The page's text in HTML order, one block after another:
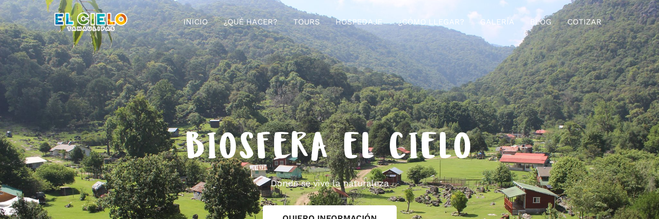
INICIO ¿QUÉ HACER? TOURS HOSPEDAJE ¿CÓMO LLEGAR? GALERÍA BLOG COTIZAR
BIOSFERA EL CIELO
Donde se vive la naturaleza